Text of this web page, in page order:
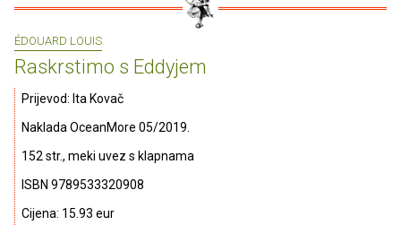
ÉDOUARD LOUIS
Raskrstimo s Eddyjem
Prijevod: Ita Kovač
Naklada OceanMore 05/2019.
152 str., meki uvez s klapnama
ISBN 9789533320908
Cijena: 15.93 eur